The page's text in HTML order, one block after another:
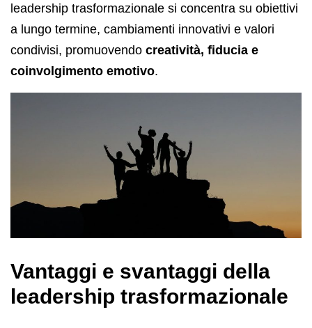
leadership trasformazionale si concentra su obiettivi
a lungo termine, cambiamenti innovativi e valori
condivisi, promuovendo creatività, fiducia e
coinvolgimento emotivo.
Vantaggi e svantaggi della
leadership trasformazionale